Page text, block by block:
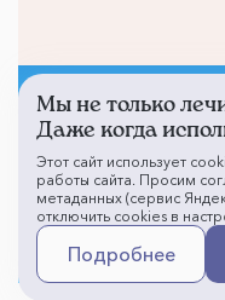
Не смогли
врачу?
Написать о
Мы не только
Даже когда
Этот сайт использует
работы сайта. Просим
метаданных (сервис
отключить cookies в
Подробнее